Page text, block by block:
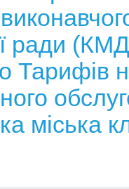
ради
Тарифів
міська